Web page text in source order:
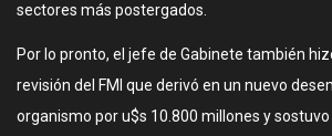
sectores más postergados.
Por lo pronto, el jefe de Gabinete también
revisión del FMI que derivó en un nuevo
organismo por u$s 10.800 millones y